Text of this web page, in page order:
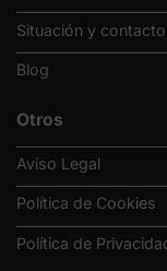
Situación y contacto
Blog
Otros
Aviso Legal
Política de Cookies
Política de